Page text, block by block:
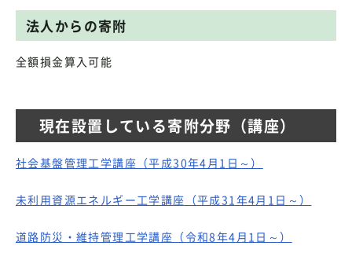
法人からの寄附
全額損金算入可能
現在設置している寄附分野（講座）
社会基盤管理工学講座（平成30年4月1日～）
未利用資源エネルギー工学講座（平成31年4月1日～）
道路防災・維持管理工学講座（令和8年4月1日～）